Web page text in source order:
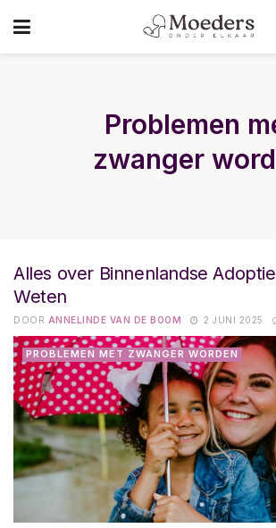
Problemen
zwanger
Alles over Binnenlandse
Weten
DOOR ANNELINDE VAN DE BOOM 2 JUNI 2025
PROBLEMEN MET ZWANGER WORDEN